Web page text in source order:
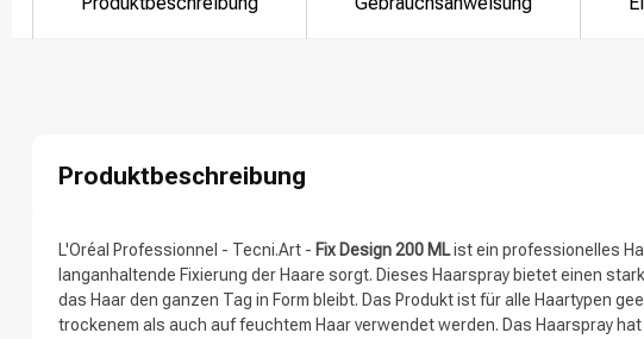
Nach welcher
Produktbeschreibung
L'Oréal Professionnel - Tecni.Art - Fix Design 200 MList ein professionelles
langanhaltende Fixierung der Haare sorgt. Dieses Haarspray bietet einen
das Haar den ganzen Tag in Form bleibt. Das Produkt ist für alle Haartypen
trockenem als auch auf feuchtem Haar verwendet werden. Das Haarspray